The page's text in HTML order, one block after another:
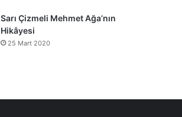
Sarı Çizmeli Mehmet Ağa’nın
Hikâyesi
25 Mart 2020